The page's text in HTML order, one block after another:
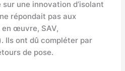
une innovation d’isolant
répondait pas aux
œuvre, SAV,
Ils ont dû compléter par
de pose.